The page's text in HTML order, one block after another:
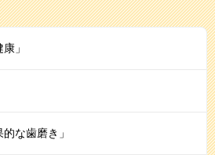
」
な歯磨き」